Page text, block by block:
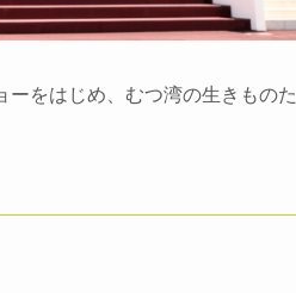
をはじめ、むつ湾の生きものた